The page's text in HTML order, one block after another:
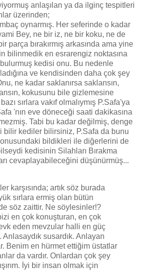
anlaşılan ya da ilginç tespitleri
üzerinden;
oynarmış. Her seferinde o kadar
Bey, ne bir iz, ne bir koku, ne de
parça bırakırmış arkasında ama yine
bilinmedik en esrarengiz noktasına
kedisi onu. Bu nedenle
ve kendisinden daha çok şey
ne kadar saklanırsa saklansın,
kokusunu bile gizlemesine
sırlara vakıf olmalıymış P.Safa'ya
'nın eve döneceği saati dakikasına
Tabi bu kadar değilmiş, denge
bilir kediler bilirsiniz, P.Safa da bunu
bildikleri ile diğerlerini de
kedisinin Silahları Bırakma
cevaplayabileceğini düşünürmüş...
karşısında; artık söz burada
sırlara ermiş olan bütün
söz zaittir. Ne söylesinler!?
en çok konuşturan, en çok
eden mevzular halli en güç
Anlasaydık susardık. Anlayan
Benim en hürmet ettiğim üstatlar
da vardır. Onlardan çok şey
İyi bir insan olmak için